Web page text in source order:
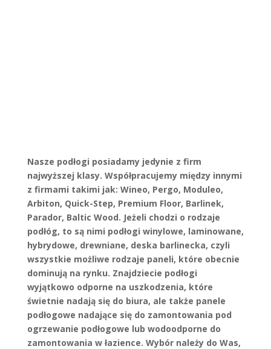
Nasze podłogi posiadamy jedynie z firm
najwyższej klasy. Współpracujemy między innymi
z firmami takimi jak: Wineo, Pergo, Moduleo,
Arbiton, Quick-Step, Premium Floor, Barlinek,
Parador, Baltic Wood. Jeżeli chodzi o rodzaje
podłóg, to są nimi podłogi winylowe, laminowane,
hybrydowe, drewniane, deska barlinecka, czyli
wszystkie możliwe rodzaje paneli, które obecnie
dominują na rynku. Znajdziecie podłogi
wyjątkowo odporne na uszkodzenia, które
świetnie nadają się do biura, ale także panele
podłogowe nadające się do zamontowania pod
ogrzewanie podłogowe lub wodoodporne do
zamontowania w łazience. Wybór należy do Was,